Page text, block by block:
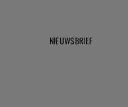
NIEUWSBRIEF